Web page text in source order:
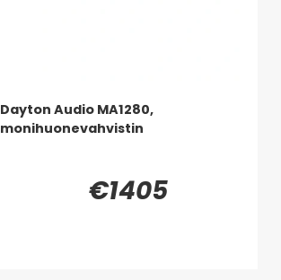
Dayton Audio MA1280,
monihuonevahvistin
€1405